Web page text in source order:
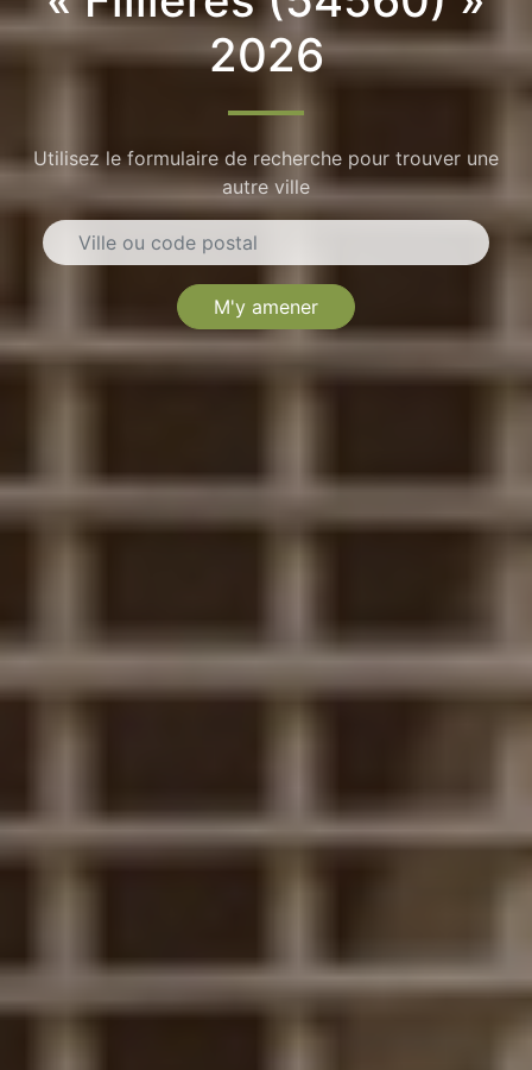
2026
Utilisez le formulaire de recherche pour trouver une
autre ville
M'y amener